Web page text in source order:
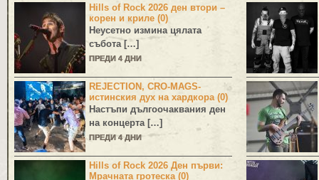
Hills of Rock 2026 ден втори –
корен и криле (0)
Неусетно измина цялата
събота […]
ПРЕДИ 4 ДНИ
REJECTION, CRO-MAGS-
истинския дух на хардкора (0)
Настъпи дългоочаквания ден
на концерта […]
ПРЕДИ 4 ДНИ
Hills of Rock 2026 Ден първи:
Мрачната гротеска (0)